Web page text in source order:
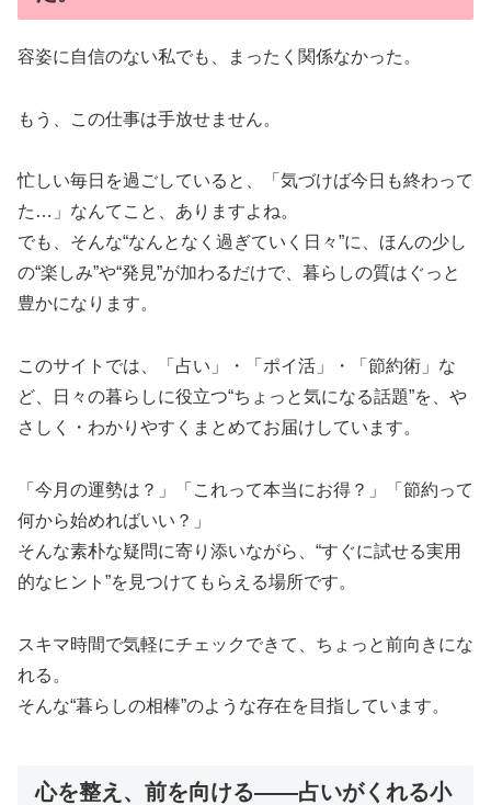
容姿に自信のない私でも、まったく関係なかった。
もう、この仕事は手放せません。
忙しい毎日を過ごしていると、「気づけば今日も終わって
た…」なんてこと、ありますよね。
でも、そんな“なんとなく過ぎていく日々”に、ほんの少し
の“楽しみ”や“発見”が加わるだけで、暮らしの質はぐっと
豊かになります。
このサイトでは、「占い」・「ポイ活」・「節約術」な
ど、日々の暮らしに役立つ“ちょっと気になる話題”を、や
さしく・わかりやすくまとめてお届けしています。
「今月の運勢は？」「これって本当にお得？」「節約って
何から始めればいい？」
そんな素朴な疑問に寄り添いながら、“すぐに試せる実用
的なヒント”を見つけてもらえる場所です。
スキマ時間で気軽にチェックできて、ちょっと前向きにな
れる。
そんな“暮らしの相棒”のような存在を目指しています。
心を整え、前を向ける――占いがくれる小